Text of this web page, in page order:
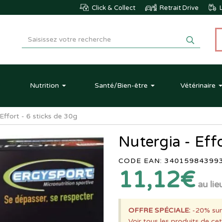
Click & Collect Retrait Drive
Nutrition Santé/Bien-être Vétérinaire
- 6 sticks de 30g
Nutergia -
CODE EAN:
11,12€ au
OFFRE SPÉCIALE: -20%